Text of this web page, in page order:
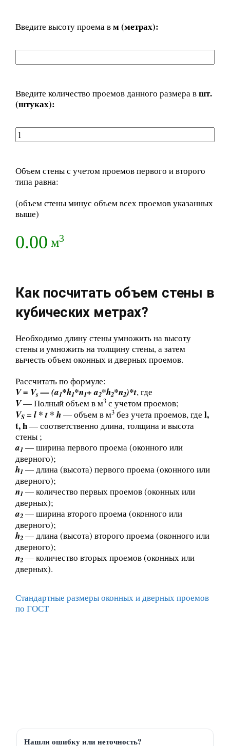
Введите высоту проема вм (метрах):
Введите количество проемов данного размера вшт.
(штуках):
Объем стены с учетом проемов первого и второго
типа равна:
(объем стены минус объем всех проемов указанных
выше)
0.00 м3
Как посчитать объем стены в
кубических метрах?
Необходимо длину стены умножить на высоту
стены и умножить на толщину стены, а затем
вычесть объем оконных и дверных проемов.
Рассчитать по формуле:
V = Vs— (a1*h1*n1+ a2*h2*n2)*t, где
V— Полный объем в м3 с учетом проемов;
VS = l * t * h— объем в м3 без учета проемов, где l,
t, h— соответственно длина, толщина и высота
стены ;
a1 — ширина первого проема (оконного или
дверного);
h1 — длина (высота) первого проема (оконного или
дверного);
n1 — количество первых проемов (оконных или
дверных);
a2 — ширина второго проема (оконного или
дверного);
h2 — длина (высота) второго проема (оконного или
дверного);
n2 — количество вторых проемов (оконных или
дверных).
Стандартные размеры оконных и дверных проемов
по ГОСТ
Нашли ошибку или неточность?